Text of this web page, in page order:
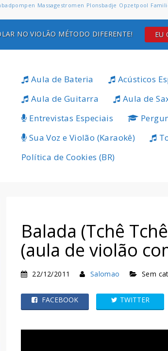
Massagestromen Plonsbadje Opzetpool
NO VIOLÃO MÉTODO DIFERENTE! EU
Aula de Bateria Acústicos
Aula de Guitarra
Aula de
Entrevistas Especiais
Sua Voz e Violão (Karaokê)
Política de Cookies (BR)
Balada (Tchê
(aula de violão
22/12/2011 Salomao Sem
FACEBOOK TWITTER